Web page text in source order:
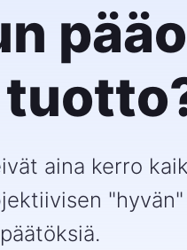
aina kerro
"hyvän"